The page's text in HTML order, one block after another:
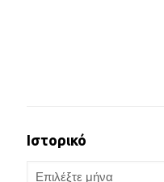
Ιστορικό